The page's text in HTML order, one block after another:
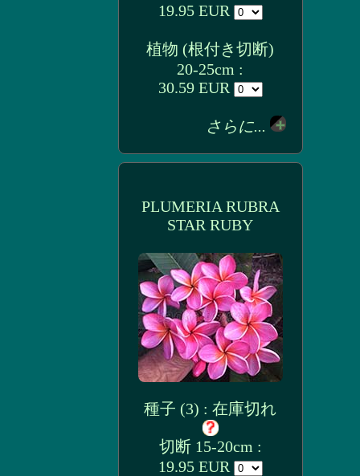
19.95 EUR
植物 (根付き切断)
20-25cm :
30.59 EUR
さらに...
PLUMERIA RUBRA
STAR RUBY
種子 (3) : 在庫切れ
切断 15-20cm :
19.95 EUR